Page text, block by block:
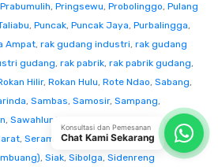
Prabumulih, Pringsewu, Probolinggo, Pulang
, Puncak, Puncak Jaya, Purbalingga,
Ampat, rak gudang industri, rak gudang
gudang, rak pabrik, rak pabrik gudang,
Hilir, Rokan Hulu, Rote Ndao, Sabang,
, Sambas, Samosir, Sampang,
, Sawahlunto
, Seram Bagian Timur,Serang Serdang
, Siak, Sibolga, Sidenreng
Konsultasi dan Pemesanan
Chat Kami Sekarang